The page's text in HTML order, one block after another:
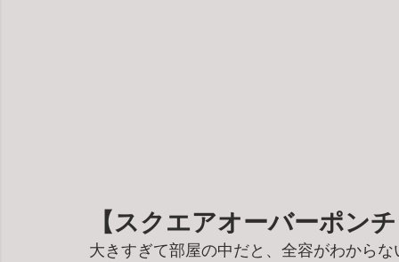
【スクエアオーバーポン
大きすぎて部屋の中だと、全容がわから